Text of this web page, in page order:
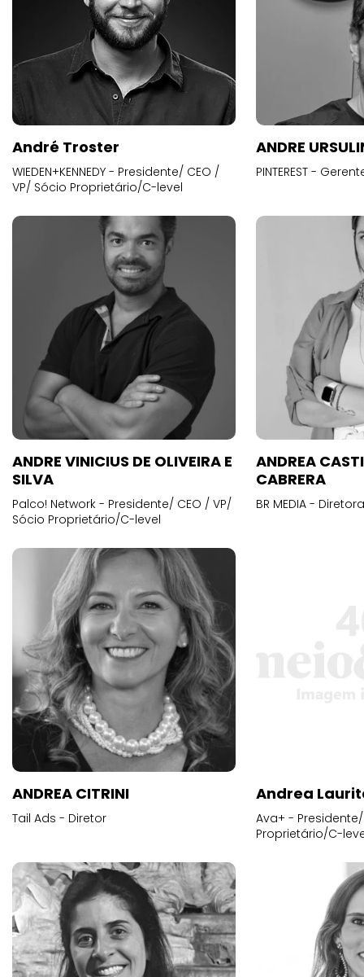
André Troster
WIEDEN+KENNEDY - Presidente/ CEO /
VP/ Sócio Proprietário/C-level
ANDRE
PINTEREST -
ANDRE VINICIUS DE OLIVEIRA E
SILVA
Palco! Network - Presidente/ CEO / VP/
Sócio Proprietário/C-level
ANDREA
CABRERA
BR MEDIA -
ANDREA CITRINI
Tail Ads - Diretor
Andrea
Ava+ -
Proprietário/C-